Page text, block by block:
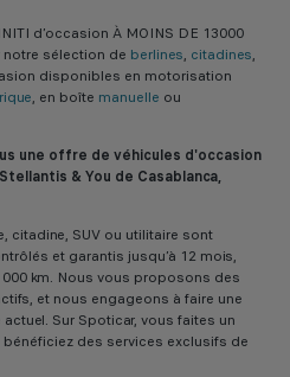
d’occasion À MOINS DE 13000
notre sélection de berlines, citadines,
disponibles en motorisation
, en boîte manuelle ou
une offre de véhicules d'occasion
& You de Casablanca,
citadine, SUV ou utilitaire sont
et garantis jusqu’à 12 mois,
km. Nous vous proposons des
et nous engageons à faire une
Sur Spoticar, vous faites un
des services exclusifs de